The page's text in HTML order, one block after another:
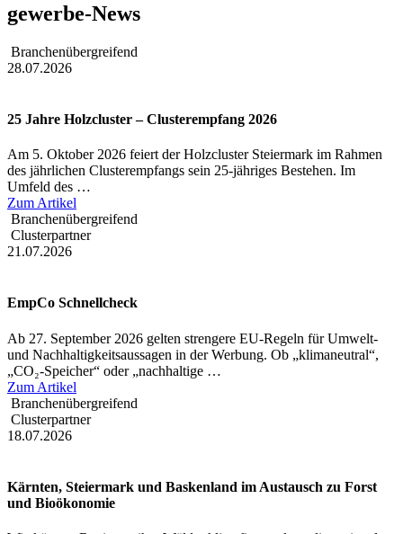
gewerbe-News
Branchenübergreifend
28.07.2026
25 Jahre Holzcluster – Clusterempfang 2026
Am 5. Oktober 2026 feiert der Holzcluster Steiermark im Rahmen
des jährlichen Clusterempfangs sein 25-jähriges Bestehen. Im
Umfeld des …
Zum Artikel
Branchenübergreifend
Clusterpartner
21.07.2026
EmpCo Schnellcheck
Ab 27. September 2026 gelten strengere EU-Regeln für Umwelt-
und Nachhaltigkeitsaussagen in der Werbung. Ob „klimaneutral“,
„CO₂-Speicher“ oder „nachhaltige …
Zum Artikel
Branchenübergreifend
Clusterpartner
18.07.2026
Kärnten, Steiermark und Baskenland im Austausch zu Forst
und Bioökonomie